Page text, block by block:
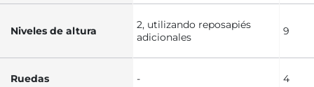
Niveles de altura
2, utilizando reposapiés
adicionales
9
Ruedas - 4